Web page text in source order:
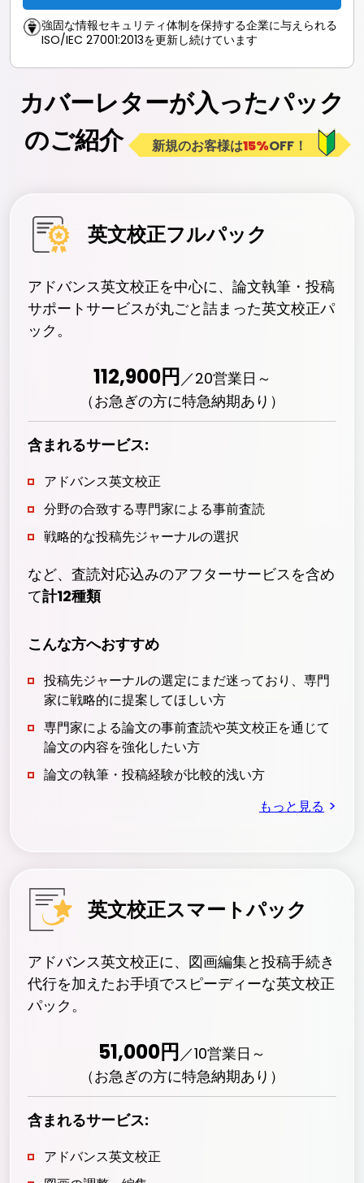
強固な情報セキュリティ体制を保持する企業に与えられる
ISO/IEC 27001:2013を更新し続けています
カバーレターが入ったパック
のご紹介
新規のお客様は15%OFF！
英文校正フルパック
アドバンス英文校正を中心に、論文執筆・投稿
サポートサービスが丸ごと詰まった英文校正パ
ック。
112,900円／20営業日～
（お急ぎの方に特急納期あり）
含まれるサービス:
アドバンス英文校正
分野の合致する専門家による事前査読
戦略的な投稿先ジャーナルの選択
など、査読対応込みのアフターサービスを含め
て計12種類
こんな方へおすすめ
投稿先ジャーナルの選定にまだ迷っており、専門
家に戦略的に提案してほしい方
専門家による論文の事前査読や英文校正を通じて
論文の内容を強化したい方
論文の執筆・投稿経験が比較的浅い方
もっと見る >
英文校正スマートパック
アドバンス英文校正に、図画編集と投稿手続き
代行を加えたお手頃でスピーディーな英文校正
パック。
51,000円／10営業日～
（お急ぎの方に特急納期あり）
含まれるサービス:
アドバンス英文校正